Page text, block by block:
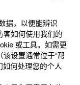
据，以便能辨识
客如何使⽤我们的
或⼯具。如需更
设置通常位于“帮
如何处理您的个⼈